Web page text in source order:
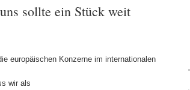
sollte ein Stück weit
europäischen Konzerne im internationalen
wir als